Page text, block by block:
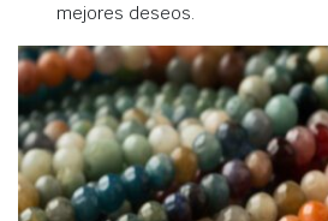
mejores deseos.